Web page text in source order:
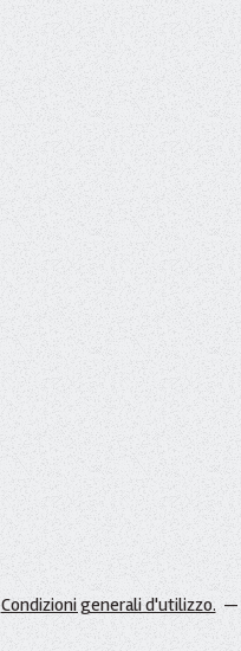
Condizioni generali d'utilizzo.